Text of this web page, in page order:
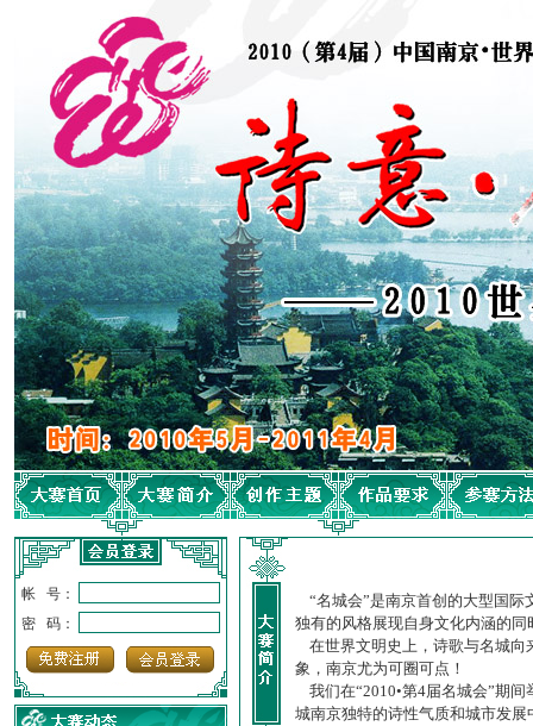
帐 号：
密 码：
“名城会”是南京首创的大型国际
独有的风格展现自身文化内涵的
在世界文明史上，诗歌与名城向
象，南京尤为可圈可点！
我们在“2010•第4届名城会”期
城南京独特的诗性气质和城市发